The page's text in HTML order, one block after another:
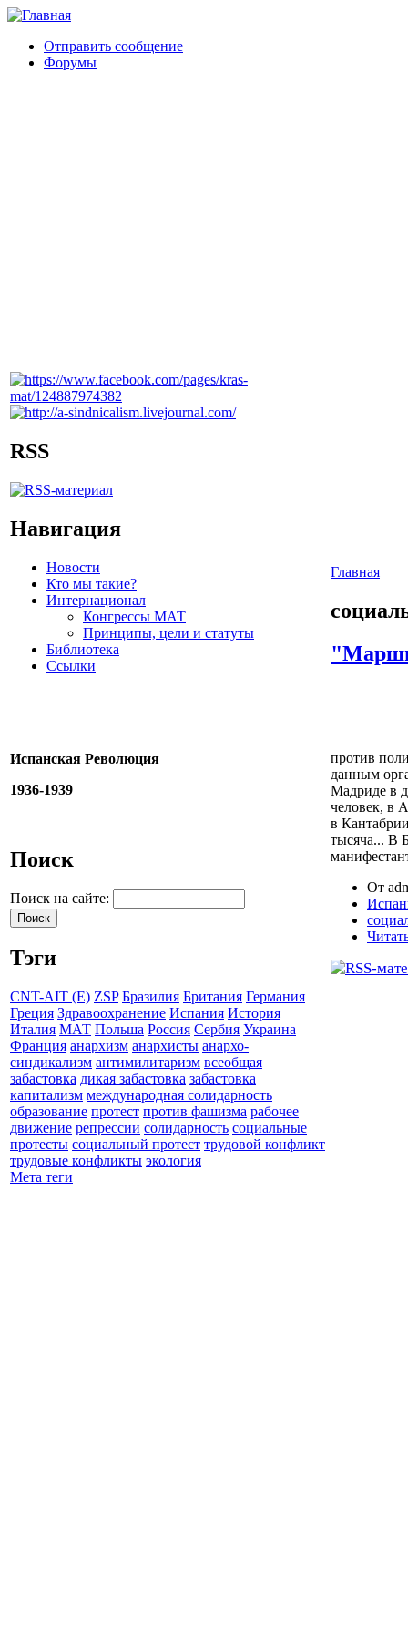
Отправить сообщение
Форумы
RSS
Навигация
Новости
Кто мы такие?
Интернационал
Конгрессы МАТ
Принципы, цели и статуты
Библиотека
Ссылки
Испанская Революция
1936-1939
Поиск
Поиск на сайте:
Тэги
CNT-AIT (E) ZSP Бразилия Британия Германия
Греция Здравоохранение Испания История
Италия МАТ Польша Россия Сербия Украина
Франция анархизм анархисты анархо-
синдикализм антимилитаризм всеобщая
забастовка дикая забастовка забастовка
капитализм международная солидарность
образование протест против фашизма рабочее
движение репрессии солидарность социальные
протесты социальный протест трудовой конфликт
трудовые конфликты экология
Мета теги
Главная
против
данным
Мадриде в
человек, в
в
тысяча... В
От